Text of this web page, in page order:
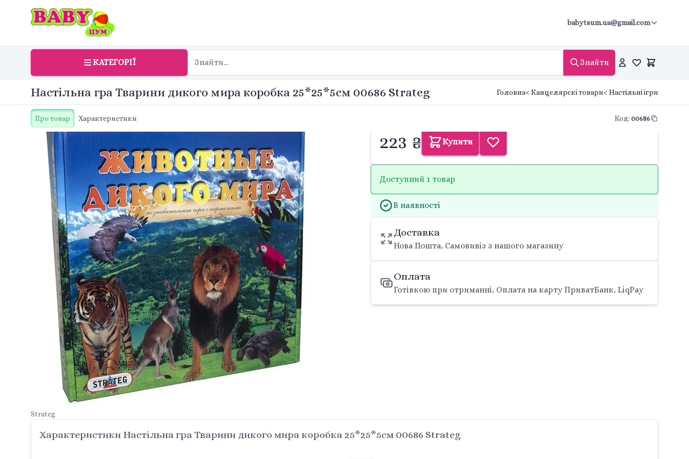
babytsum.ua@gmail.com
КАТЕГОРІЇ Знайти
Настільна гра Тварини дикого мира коробка 25*25*5см 00686 Strateg Головна< Канцелярскі товари< Настільні ігри
Про товар Характеристики Код: 00686
Strateg
223 ₴ Купити
Доступний 1 товар
В наявності
Доставка
Нова Пошта, Самовивіз з нашого магазину
Оплата
Готівкою при отриманні, Оплата на карту ПриватБанк, LiqPay
Характеристики Настільна гра Тварини дикого мира коробка 25*25*5см 00686 Strateg